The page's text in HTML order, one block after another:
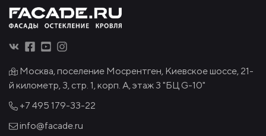
Москва, поселение Мосрентген, Киевское шоссе, 21-
й километр, 3, стр. 1, корп. А, этаж 3 "БЦ G-10"
+7 495 179-33-22
info@facade.ru